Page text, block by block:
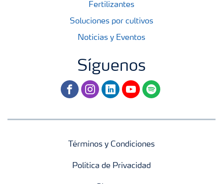
Fertilizantes
Soluciones por cultivos
Noticias y Eventos
Síguenos
facebookinstagram
linkedinyoutubespotify
Términos y Condiciones
Política de Privacidad